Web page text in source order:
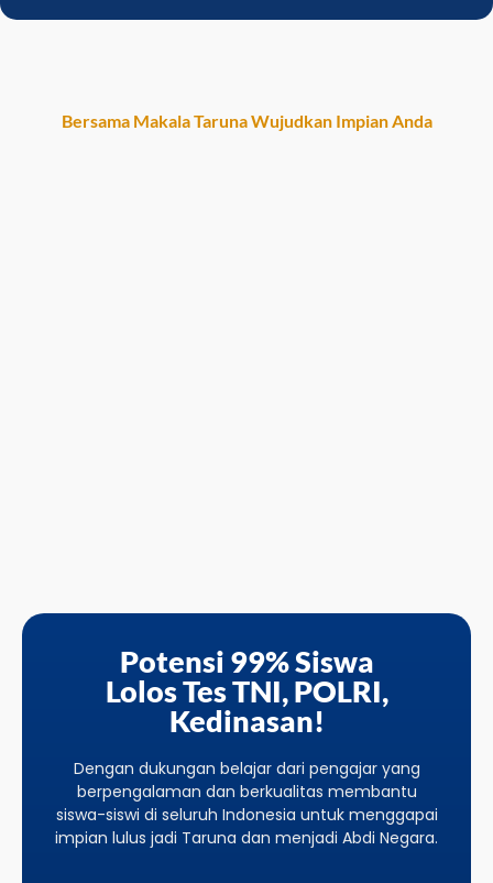
Bersama Makala Taruna Wujudkan Impian Anda
Potensi 99% Siswa
Lolos Tes TNI, POLRI,
Kedinasan!
Dengan dukungan belajar dari pengajar yang
berpengalaman dan berkualitas membantu
siswa-siswi di seluruh Indonesia untuk menggapai
impian lulus jadi Taruna dan menjadi Abdi Negara.